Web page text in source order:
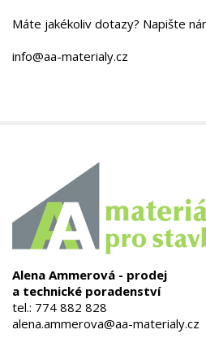
Máte jakékoliv dotazy? Napište
info@aa-materialy.cz
Alena Ammerová - prodej
a technické poradenství
tel.: 774 882 828
alena.ammerova@aa-materialy.cz